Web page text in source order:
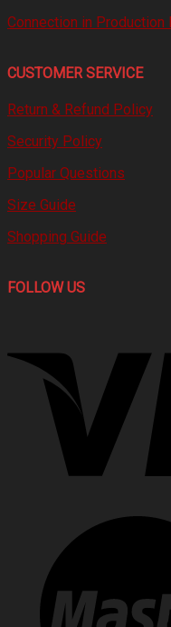
Connection in Production
CUSTOMER SERVICE
Return & Refund Policy
Security Policy
Popular Questions
Size Guide
Shopping Guide
FOLLOW US